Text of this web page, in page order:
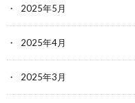
2025年5月
2025年4月
2025年3月